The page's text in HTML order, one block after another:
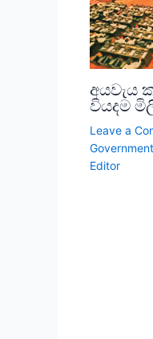
අයවැය
වියදම
Leave a
Government
Editor